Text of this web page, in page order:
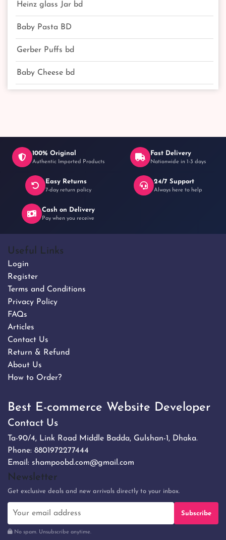
Heinz glass Jar bd
Baby Pasta BD
Gerber Puffs bd
Baby Cheese bd
100% Original
Authentic Imported Products
Fast Delivery
Nationwide in 1-3 days
Easy Returns
7-day return policy
24/7 Support
Always here to help
Cash on Delivery
Pay when you receive
Useful Links
Login
Register
Terms and Conditions
Privacy Policy
FAQs
Articles
Contact Us
Return & Refund
About Us
How to Order?
Best E-commerce Website Developer
Contact Us
Ta-90/4, Link Road Middle Badda, Gulshan-1, Dhaka.
Phone: 8801972277444
Email: shampoobd.com@gmail.com
Newsletter
Get exclusive deals and new arrivals directly to your inbox.
Subscribe
No spam. Unsubscribe anytime.